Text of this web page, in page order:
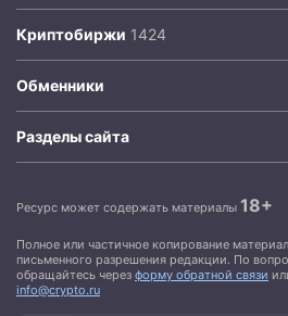
Криптобиржи
Обменники
Разделы сайта
Ресурс может содержать материалы 18+
Полное или частичное копирование
письменного разрешения редакции. По
обращайтесь через форму обратной связи
info@crypto.ru